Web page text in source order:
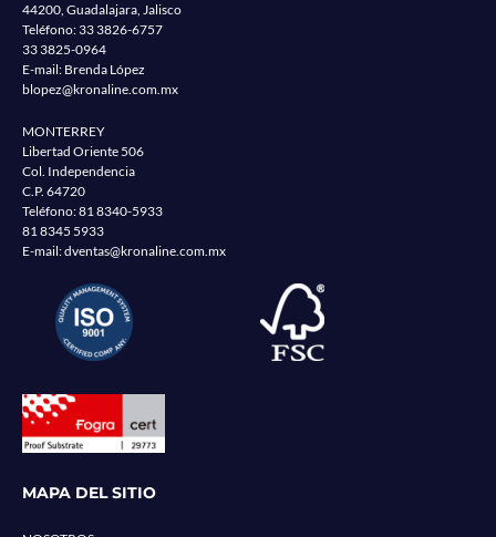
44200, Guadalajara, Jalisco
Teléfono: 33 3826-6757
33 3825-0964
E-mail: Brenda López
blopez@kronaline.com.mx
MONTERREY
Libertad Oriente 506
Col. Independencia
C.P. 64720
Teléfono:81 8340-5933
81 8345 5933
E-mail:dventas@kronaline.com.mx
MAPA DEL SITIO